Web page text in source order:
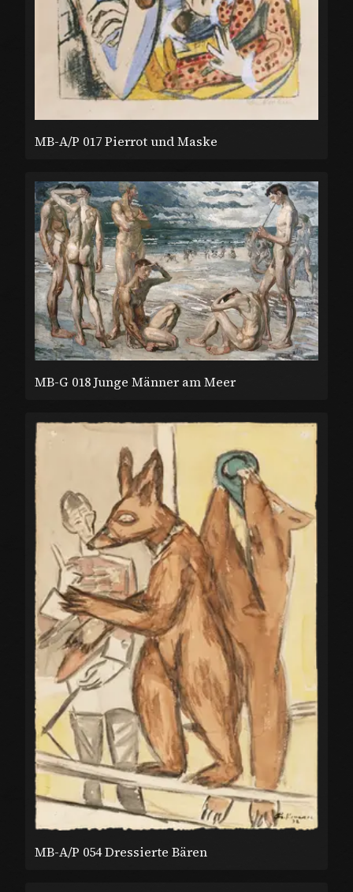
MB-A/P 017 Pierrot und Maske
MB-G 018 Junge Männer am Meer
MB-A/P 054 Dressierte Bären